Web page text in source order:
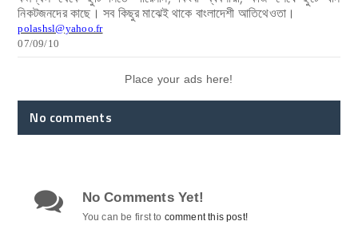
নিকটজনদের কাছে। সব কিছুর মাঝেই থাকে বাংলাদেশী আতিথেওতা।
polashsl@yahoo.fr
07/09/10
Place your ads here!
No comments
No Comments Yet!
You can be first to comment this post!